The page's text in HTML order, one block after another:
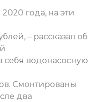
года, на эти
– рассказал об
себя водонасосную
Смонтированы
два